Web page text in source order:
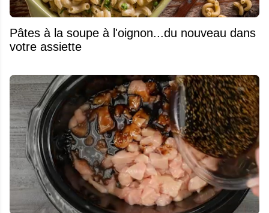
Pâtes à la soupe à l'oignon...du nouveau dans
votre assiette